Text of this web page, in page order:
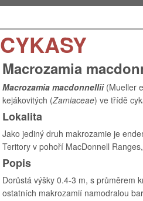
CYKASY
Macrozamia
Macrozamia macdonnellii(Mueller
kejákovitých (Zamiaceae) ve třídě
Lokalita
Jako jediný druh makrozamie je
Teritory v pohoří MacDonnell
Popis
Dorůstá výšky 0.4-3 m, s průměrem
ostatních makrozamií namodralou